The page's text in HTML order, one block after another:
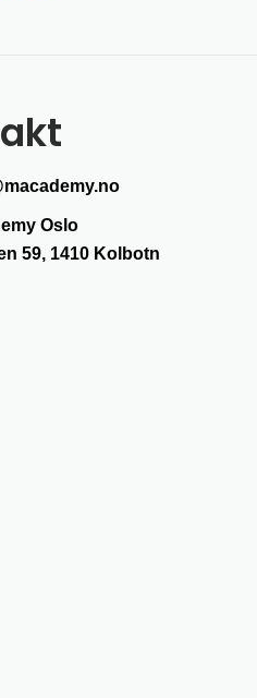
Oslo
59, 1410 Kolbotn